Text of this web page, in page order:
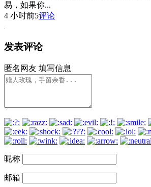
易，如果你...
4 小时前5评论
发表评论
匿名网友 填写信息
昵称
邮箱